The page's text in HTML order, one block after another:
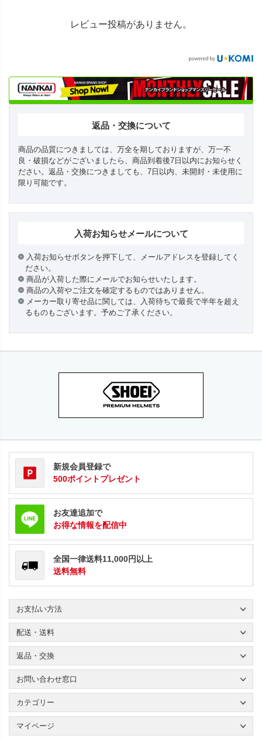
レビュー投稿がありません。
返品・交換について
商品の品質につきましては、万全を期しておりますが、万一不
良・破損などがございましたら、商品到着後7日以内にお知らせく
ださい。返品・交換につきましても、7日以内、未開封・未使用に
限り可能です。
入荷お知らせメールについて
入荷お知らせボタンを押下して、メールアドレスを登録してく
ださい。
商品が入荷した際にメールでお知らせいたします。
商品の入荷やご注文を確定するものではありません。
メーカー取り寄せ品に関しては、入荷待ちで最長で半年を超え
るものもございます。予めご了承ください。
新規会員登録で
500ポイントプレゼント
お友達追加で
お得な情報を配信中
全国一律送料11,000円以上
送料無料
お支払い方法
配送・送料
返品・交換
お問い合わせ窓口
カテゴリー
マイページ